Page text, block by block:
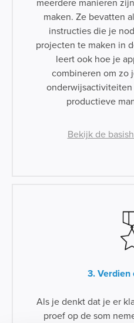
meerdere manieren
maken. Ze bevatten
instructies die je
projecten te maken in
leert ook hoe je
combineren om zo
productieve
Bekijk de
3.
Als je denkt dat je er
proef op de som